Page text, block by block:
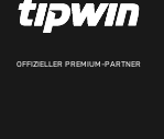
OFFIZIELLER PREMIUM-PARTNER